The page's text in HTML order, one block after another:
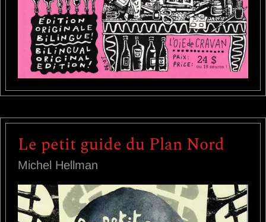
Le petit guide du Plan Nord
Michel Hellman